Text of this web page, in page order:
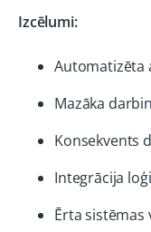
Izcēlumi:
Automatizēta
Mazāka
Konsekvents
Integrācija
Ērta sistēmas